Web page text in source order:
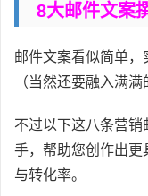
8大邮件文案
邮件文案看似简单
（当然还要融入满满
不过以下这八条营
手，帮助您创作出更
与转化率。